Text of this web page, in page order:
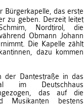
Bürgerkapelle, das erste
zu geben. Derzeit leitet
Nordtirol, die
Obmann Johann
Die Kapelle zählt
dazu kommen
der Dantestraße in das
im Deutschhaus
das auf die
Musikanten bestens